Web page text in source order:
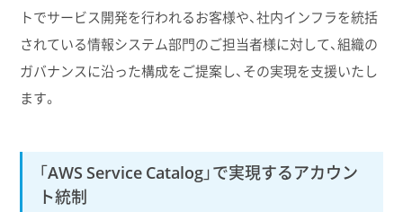
トでサービス開発を行われるお客様や、社内インフラを統括
されている情報システム部門のご担当者様に対して、組織の
ガバナンスに沿った構成をご提案し、その実現を支援いたし
ます。
「AWS Service Catalog」で実現するアカウン
ト統制